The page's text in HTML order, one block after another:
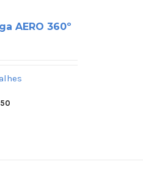
AERO 360º